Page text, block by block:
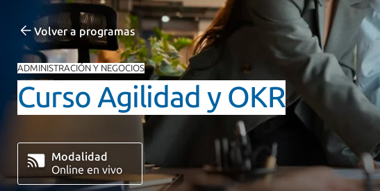
Volver a programas
ADMINISTRACIÓN Y NEGOCIOS
Curso Agilidad y OKR
Modalidad
Online en vivo